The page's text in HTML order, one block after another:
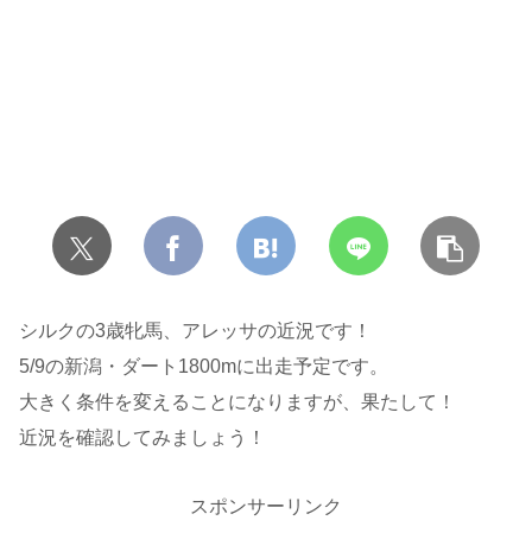
シルクの3歳牝馬、アレッサの近況です！
5/9の新潟・ダート1800mに出走予定です。
大きく条件を変えることになりますが、果たして！
近況を確認してみましょう！
スポンサーリンク